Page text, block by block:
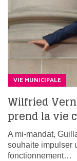
VIE MUNICIPALE
Wilfried
prend la vie
A mi-mandat,
souhaite impulser
fonctionnement…